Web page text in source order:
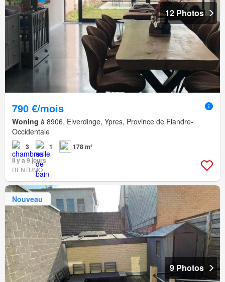
12 Photos
790 €/mois
Woning à 8906, Elverdinge, Ypres, Province de Flandre-
Occidentale
3 1
178 m²
Il y a 9 jours
RENTUMO
Nouveau
9 Photos